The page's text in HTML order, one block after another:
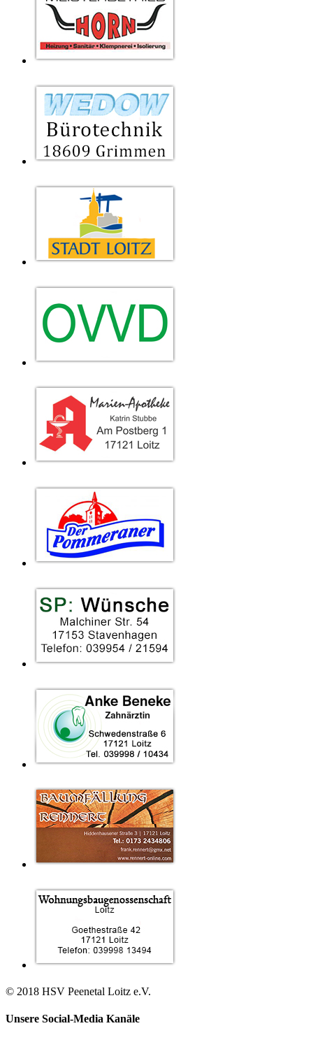
© 2018 HSV Peenetal Loitz e.V.
Unsere Social-Media Kanäle